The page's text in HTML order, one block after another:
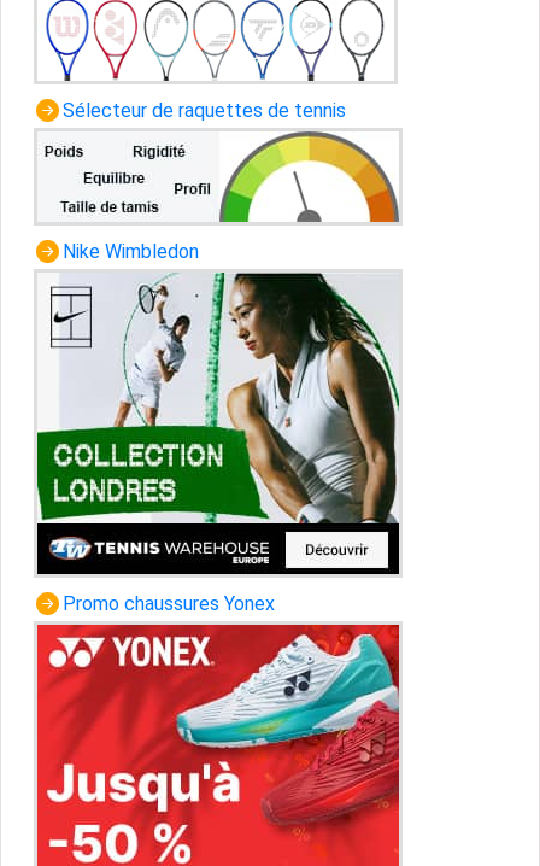
Sélecteur de raquettes de tennis
Nike Wimbledon
Promo chaussures Yonex